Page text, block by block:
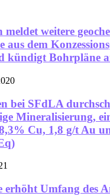
weitere
aus dem
kündigt Bohrpläne
bei SFdLA
Mineralisierung,
Cu, 1,8 g/t Au
erhöht Umfang des